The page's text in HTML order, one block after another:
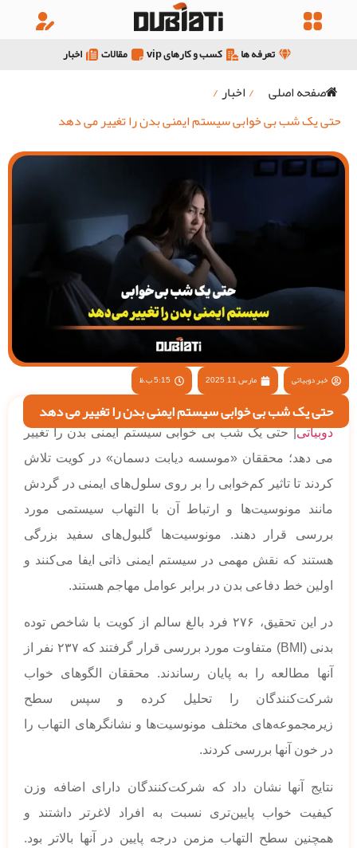
تعرفه ها کسب و کارهای vip مقالات اخبار
صفحه اصلی /اخبار/
حتی یک شب بی خوابی سیستم ایمنی بدن را تغییر می دهد
خبر دوبیاتی مارس 11, 2025 5:15 ب.ظ
حتی یک شب بی خوابی سیستم ایمنی بدن را تغییر می دهد
دوبیاتی| حتی یک شب بی خوابی سیستم ایمنی بدن را تغییر
می دهد؛ محققان «موسسه دیابت دسمان» در کویت تلاش
کردند تا تاثیر کم‌خوابی را بر روی سلول‌های ایمنی در گردش
مانند مونوسیت‌ها و ارتباط آن با التهاب سیستمی مورد
بررسی قرار دهند. مونوسیت‌ها گلبول‌های سفید بزرگی
هستند که نقش مهمی در سیستم ایمنی ذاتی ایفا می‌کنند و
اولین خط دفاعی بدن در برابر عوامل مهاجم هستند.
در این تحقیق، ۲۷۶ فرد بالغ سالم از کویت با شاخص توده
بدنی (BMI) متفاوت مورد بررسی قرار گرفتند که ۲۳۷ نفر از
آنها مطالعه را به پایان رساندند. محققان الگوهای خواب
شرکت‌کنندگان را تحلیل کرده و سپس سطح
زیرمجموعه‌های مختلف مونوسیت‌ها و نشانگرهای التهاب را
در خون آنها بررسی کردند.
نتایج آنها نشان داد که شرکت‌کنندگان دارای اضافه وزن
کیفیت خواب پایین‌تری نسبت به افراد لاغرتر داشتند و
همچنین سطح التهاب مزمن درجه پایین در آنها بالاتر بود.